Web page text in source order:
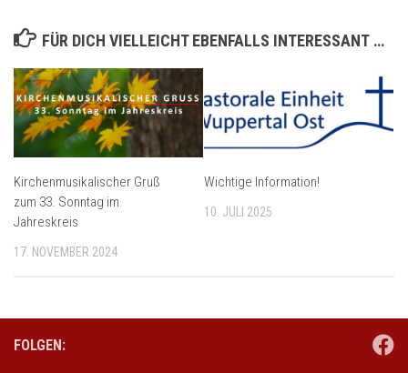
FÜR DICH VIELLEICHT EBENFALLS INTERESSANT …
Kirchenmusikalischer Gruß
zum 33. Sonntag im
Jahreskreis
17. NOVEMBER 2024
Wichtige Information!
10. JULI 2025
FOLGEN: